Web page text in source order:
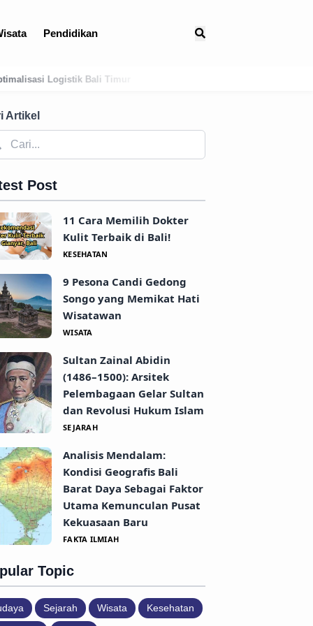
Pendidikan
Menguak Jejak Kuno: Asal-Usul Mitologis dan Hubungan Awal
Artikel
Post
11 Cara Memilih Dokter
Kulit Terbaik di Bali!
KESEHATAN
9 Pesona Candi Gedong
Songo yang Memikat Hati
Wisatawan
WISATA
Sultan Zainal Abidin
(1486–1500): Arsitek
Pelembagaan Gelar Sultan
dan Revolusi Hukum Islam
SEJARAH
Analisis Mendalam:
Kondisi Geografis Bali
Barat Daya Sebagai Faktor
Utama Kemunculan Pusat
Kekuasaan Baru
FAKTA ILMIAH
Topic
Sejarah Wisata Kesehatan